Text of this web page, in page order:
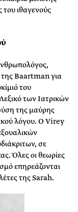
του ιθαγενούς
της Baartman για
του
των Ιατρικών
της μαύρης
λόγου. Ο Virey
σε
Όλες οι θεωρίες
επηρεάζονται
της Sarah.